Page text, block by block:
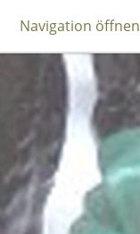
Navigation öffnen